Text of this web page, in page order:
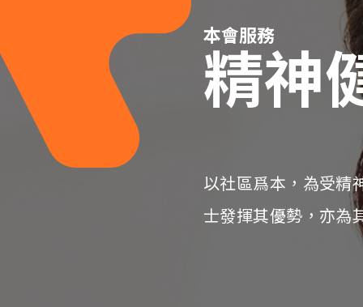
本會服務
精神
以社區爲本，為受精
士發揮其優勢，亦為